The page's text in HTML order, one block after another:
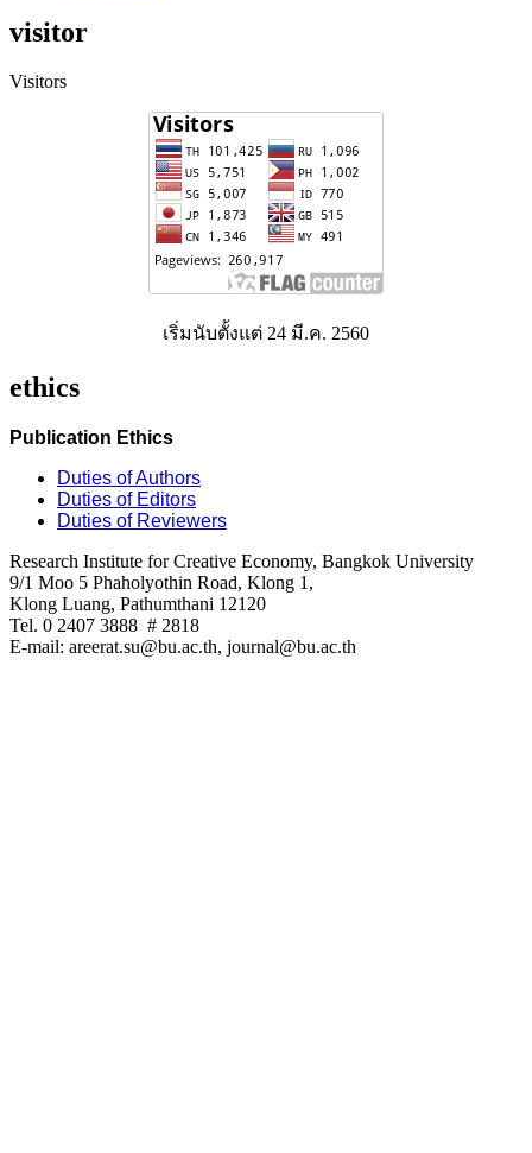
visitor
Visitors
เริ่มนับตั้งแต่ 24 มี.ค. 2560
ethics
Publication Ethics
Duties of Authors
Duties of Editors
Duties of Reviewers
Research Institute for Creative Economy, Bangkok University
9/1 Moo 5 Phaholyothin Road, Klong 1,
Klong Luang, Pathumthani 12120
Tel. 0 2407 3888 # 2818
E-mail: areerat.su@bu.ac.th, journal@bu.ac.th